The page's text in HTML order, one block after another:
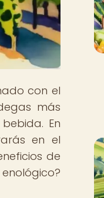
con el
más
En
en el
de